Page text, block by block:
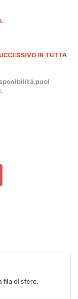
IN TUTTA
fila di sfere.